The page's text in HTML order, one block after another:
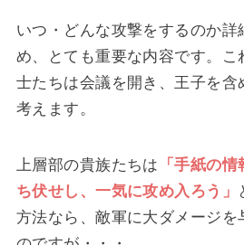
いつ・どんな攻撃をするのか詳
め、とても重要な内容です。こ
士たちは会議を開き、王子を含
考えます。
上層部の貴族たちは 「手紙の
ち伏せし、一気に攻め入ろう」
方法なら、敵軍に大ダメージを